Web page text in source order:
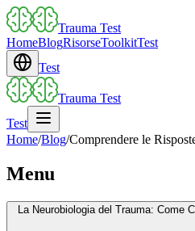
Trauma Test
HomeBlogRisorseToolkitTest
Test
Trauma Test
Test
Home/Blog/Comprendere le
Menu
La Neurobiologia del Trauma: Come